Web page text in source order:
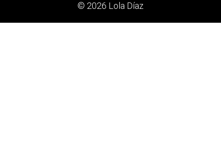
© 2026 Lola Díaz